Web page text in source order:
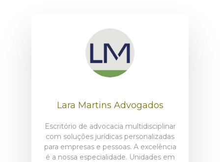
Lara Martins Advogados
Escritório de advocacia multidisciplinar
com soluções jurídicas personalizadas
para empresas e pessoas. A excelência
é a nossa especialidade. Unidades em